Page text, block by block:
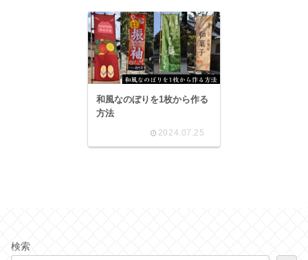
和風なのぼりを1枚から作る
方法
2024.07.25
検索